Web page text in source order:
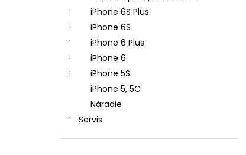
iPhone 6S Plus
iPhone 6S
iPhone 6 Plus
iPhone 6
iPhone 5S
iPhone 5, 5C
Náradie
Servis